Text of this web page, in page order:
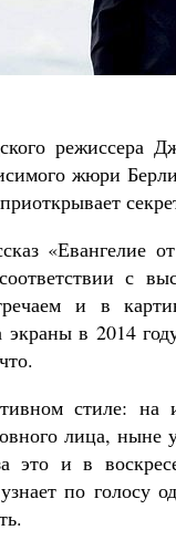
жюри
«Евангелие
с
и в
в 2014
стиле: на
лица,
это и в
по голосу